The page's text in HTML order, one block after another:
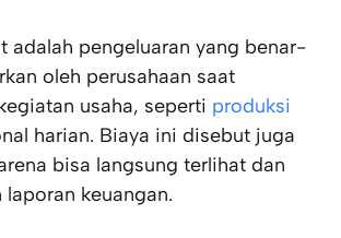
adalah pengeluaran yang benar-
oleh perusahaan saat
usaha, seperti produksi
harian. Biaya ini disebut juga
bisa langsung terlihat dan
keuangan.